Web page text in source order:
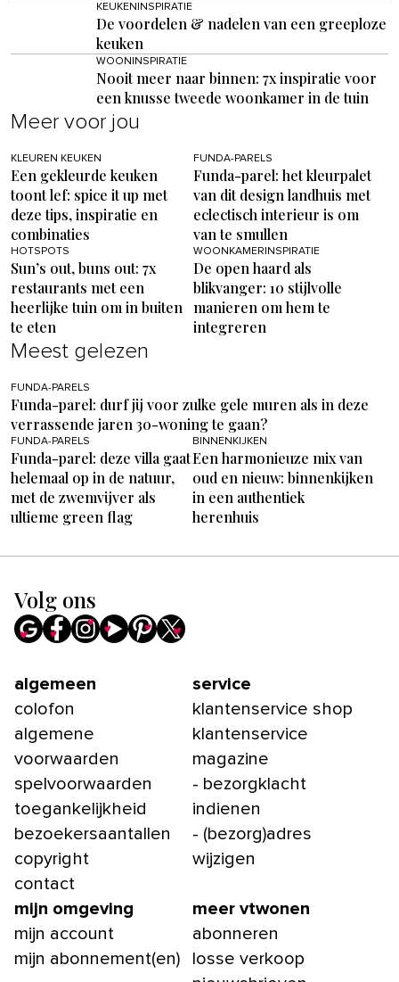
KEUKENINSPIRATIE
De voordelen & nadelen van een greeploze
keuken
WOONINSPIRATIE
Nooit meer naar binnen: 7x inspiratie voor
een knusse tweede woonkamer in de tuin
Meer voor jou
KLEUREN KEUKEN
Een gekleurde keuken
toont lef: spice it up met
deze tips, inspiratie en
combinaties
FUNDA-PARELS
Funda-parel: het kleurpalet
van dit design landhuis met
eclectisch interieur is om
van te smullen
HOTSPOTS
Sun’s out, buns out: 7x
restaurants met een
heerlijke tuin om in buiten
te eten
WOONKAMERINSPIRATIE
De open haard als
blikvanger: 10 stijlvolle
manieren om hem te
integreren
Meest gelezen
FUNDA-PARELS
Funda-parel: durf jij voor zulke gele muren als in deze
verrassende jaren 30-woning te gaan?
FUNDA-PARELS
Funda-parel: deze villa gaat
helemaal op in de natuur,
met de zwemvijver als
ultieme green flag
BINNENKIJKEN
Een harmonieuze mix van
oud en nieuw: binnenkijken
in een authentiek
herenhuis
Volg ons
algemeen
colofon
algemene
voorwaarden
spelvoorwaarden
toegankelijkheid
bezoekersaantallen
copyright
contact
service
klantenservice shop
klantenservice
magazine
- bezorgklacht
indienen
- (bezorg)adres
wijzigen
mijn omgeving
mijn account
mijn abonnement(en)
meer vtwonen
abonneren
losse verkoop